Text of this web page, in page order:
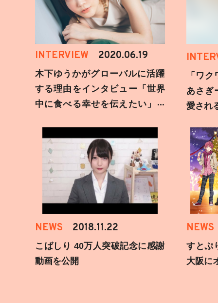
INTERVIEW 2020.06.19
木下ゆうかがグローバルに活躍
する理由をインタビュー「世界
中に食べる幸せを伝えたい」新
「ワ
あさぎ
愛され
NEWS 2018.11.22
こばしり 40万人突破記念に感謝
動画を公開
NEWS
すとぷ
大阪に